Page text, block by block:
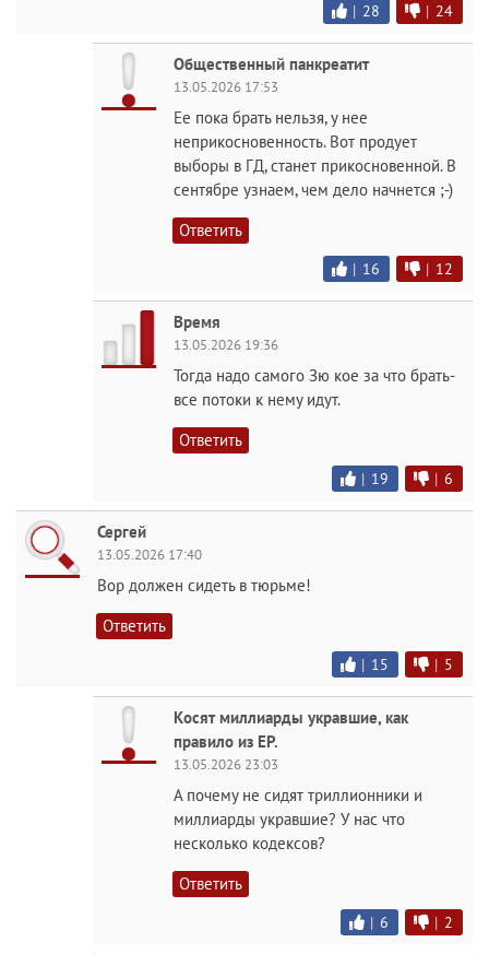
| 28 | 24
Общественный панкреатит
13.05.2026 17:53
Ее пока брать нельзя, у нее
неприкосновенность. Вот продует
выборы в ГД, станет прикосновенной. В
сентябре узнаем, чем дело начнется ;-)
Ответить
| 16 | 12
Время
13.05.2026 19:36
Тогда надо самого Зю кое за что брать-
все потоки к нему идут.
Ответить
| 19 | 6
Сергей
13.05.2026 17:40
Вор должен сидеть в тюрьме!
Ответить
| 15 | 5
Косят миллиарды укравшие, как
правило из ЕР.
13.05.2026 23:03
А почему не сидят триллионники и
миллиарды укравшие? У нас что
несколько кодексов?
Ответить
| 6 | 2